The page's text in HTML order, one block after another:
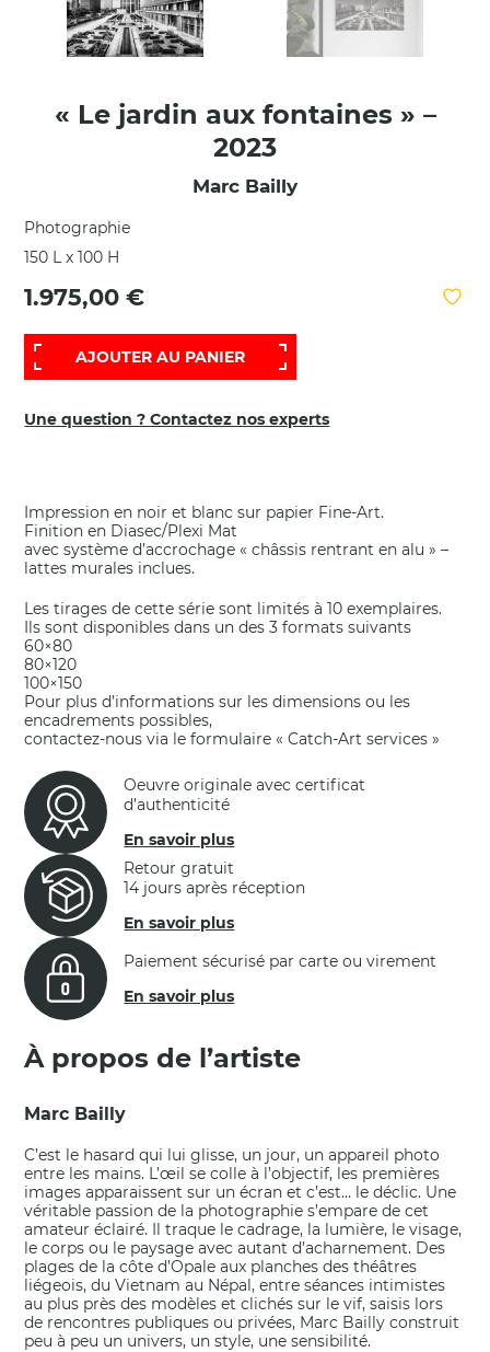
« Le jardin aux fontaines » –
2023
Marc Bailly
Photographie
150 L x 100 H
1.975,00 €
AJOUTER AU PANIER
Une question ? Contactez nos experts
Impression en noir et blanc sur papier Fine-Art.
Finition en Diasec/Plexi Mat
avec système d’accrochage « châssis rentrant en alu » –
lattes murales inclues.
Les tirages de cette série sont limités à 10 exemplaires.
Ils sont disponibles dans un des 3 formats suivants
60×80
80×120
100×150
Pour plus d’informations sur les dimensions ou les
encadrements possibles,
contactez-nous via le formulaire « Catch-Art services »
Oeuvre originale avec certificat
d’authenticité
En savoir plus
Retour gratuit
14 jours après réception
En savoir plus
Paiement sécurisé par carte ou virement
En savoir plus
À propos de l’artiste
Marc Bailly
C’est le hasard qui lui glisse, un jour, un appareil photo
entre les mains. L’œil se colle à l’objectif, les premières
images apparaissent sur un écran et c’est… le déclic. Une
véritable passion de la photographie s’empare de cet
amateur éclairé. Il traque le cadrage, la lumière, le visage,
le corps ou le paysage avec autant d’acharnement. Des
plages de la côte d’Opale aux planches des théâtres
liégeois, du Vietnam au Népal, entre séances intimistes
au plus près des modèles et clichés sur le vif, saisis lors
de rencontres publiques ou privées, Marc Bailly construit
peu à peu un univers, un style, une sensibilité.